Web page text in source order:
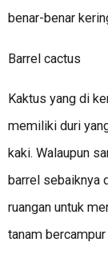
benar-benar
Barrel cactus
Kaktus yang di
memiliki duri
kaki. Walaupun
barrel sebaiknya
ruangan untuk
tanam